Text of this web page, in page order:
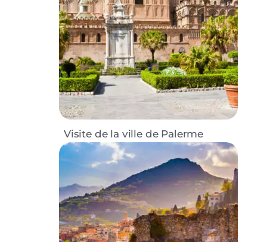
Visite de la ville de Palerme